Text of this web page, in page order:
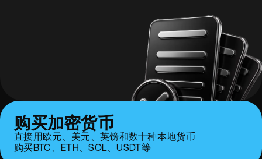
购买加密货币
直接用欧元、美元、英镑和数十种本地货币
购买BTC、ETH、SOL、USDT等